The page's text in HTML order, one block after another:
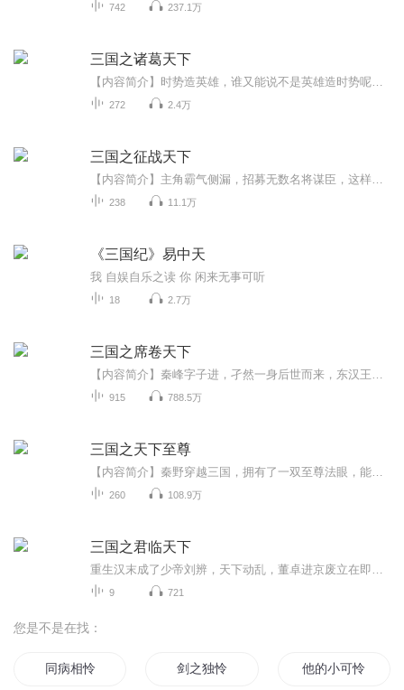
742 237.1万
三国之诸葛天下
272 2.4万
三国之征战天下
238 11.1万
《三国纪》易中天
我 自娱自乐之读 你 闲来无事可听
18 2.7万
三国之席卷天下
915 788.5万
三国之天下至尊
260 108.9万
三国之君临天下
9 721
您是不是在找：
同病相怜 剑之独怜 他的小可怜